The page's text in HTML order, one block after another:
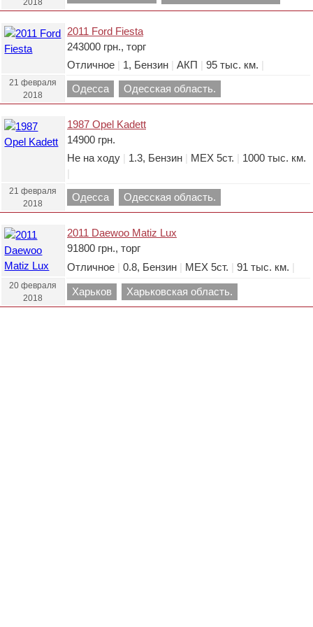
2018
область.
2011 Ford Fiesta
243000 грн., торг
Отличное
1, Бензин АКП 95 тыс. км.
21 февраля
2018
Одесса Одесская область.
1987 Opel Kadett
14900 грн.
Не на ходу
1.3, Бензин МЕХ 5ст.
1000 тыс. км.
21 февраля
2018
Одесса Одесская область.
2011 Daewoo Matiz Lux
91800 грн., торг
Отличное
0.8, Бензин МЕХ 5ст. 91 тыс. км.
20 февраля
2018
Харьков Харьковская область.